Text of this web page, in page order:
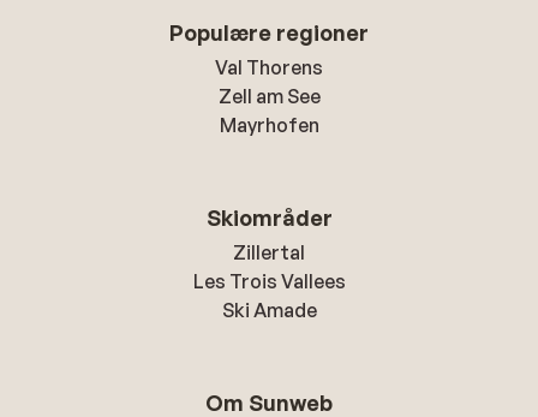
Populære regioner
Val Thorens
Zell am See
Mayrhofen
Skiområder
Zillertal
Les Trois Vallees
Ski Amade
Om Sunweb